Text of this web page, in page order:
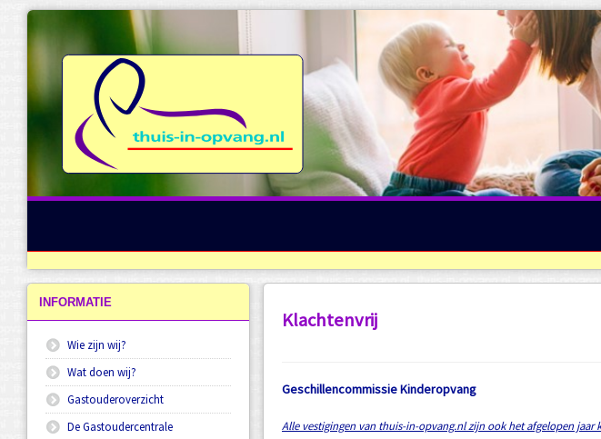
Directe login opvangApp
Gastouderbureau thuis-in-opvang.nl
Informatie
Vestigingen
Beleid
Klachtenvrij
Geschillencommissie Kinderopvang
Alle vestigingen van thuis-in-opvang.nl zijn ook het afgelopen jaar
INFORMATIE
Wie zijn wij?
Wat doen wij?
Gastouderoverzicht
De Gastoudercentrale